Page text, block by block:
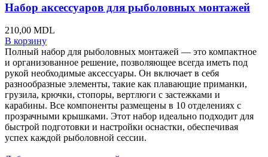
Набор аксессуаров для рыболовных монтажей
210,00 MDL
В корзину
Полный набор для рыболовных монтажей — это компактное
и организованное решение, позволяющее всегда иметь под
рукой необходимые аксессуары. Он включает в себя
разнообразные элементы, такие как плавающие приманки,
грузила, крючки, стопоры, вертлюги с застежками и
карабины. Все компоненты размещены в 10 отделениях с
прозрачными крышками. Этот набор идеально подходит для
быстрой подготовки и настройки оснастки, обеспечивая
успех каждой рыболовной сессии.